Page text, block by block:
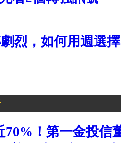
吞跌停？楊忠憲：
看2個轉強訊號
烈，如何用週選擇